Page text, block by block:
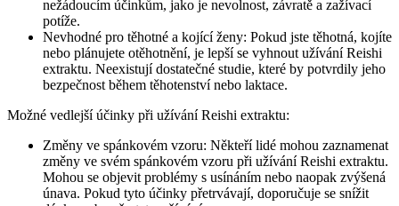
nežádoucím účinkům, jako je nevolnost, závratě a zažívací
potíže.
Nevhodné pro těhotné a kojící ženy: Pokud jste těhotná, kojíte
nebo plánujete otěhotnění, je lepší se vyhnout užívání Reishi
extraktu. Neexistují dostatečné studie, které by potvrdily jeho
bezpečnost během těhotenství nebo laktace.
Možné vedlejší účinky při užívání Reishi extraktu:
Změny ve spánkovém vzoru: Někteří lidé mohou zaznamenat
změny ve svém spánkovém vzoru při užívání Reishi extraktu.
Mohou se objevit problémy s usínáním nebo naopak zvýšená
únava. Pokud tyto účinky přetrvávají, doporučuje se snížit